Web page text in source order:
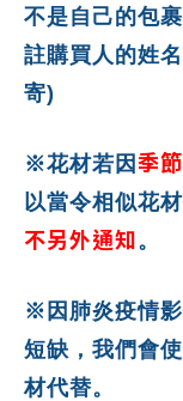
不是自己的包
註購買人的姓
寄)
※花材若因 季
以當令相似花
不另外通知 。
※因肺炎疫情
短缺，我們會
材代替。